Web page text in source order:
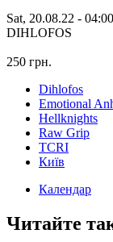
Sat, 20.08.22 - 04:00
DIHLOFOS
250 грн.
Dihlofos
Emotional
Hellknights
Raw Grip
TCRI
Київ
Календар
Читайте